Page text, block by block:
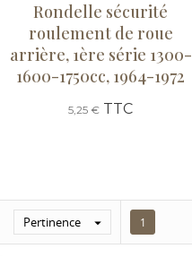
Rondelle sécurité
roulement de roue
arrière, 1ère série 1300-
1600-1750cc, 1964-1972
5,25 € TTC
Pertinence  1